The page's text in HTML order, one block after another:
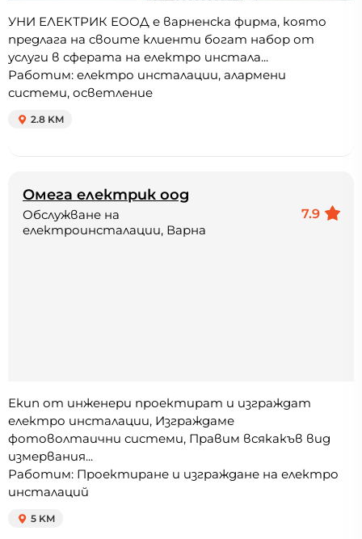
УНИ ЕЛЕКТРИК ЕООД е варненска фирма, която
предлага на своите клиенти богат набор от
услуги в сферата на електро инстала...
Работим: електро инсталации, алармени
системи, осветление
2.8 KM
Омега електрик оод
7.9
Обслужване на
електроинсталации, Варна
Екип от инженери проектират и изграждат
електро инсталации, Изграждаме
фотоволтаични системи, Правим всякакъв вид
измервания...
Работим: Проектиране и изграждане на електро
инсталаций
5 KM